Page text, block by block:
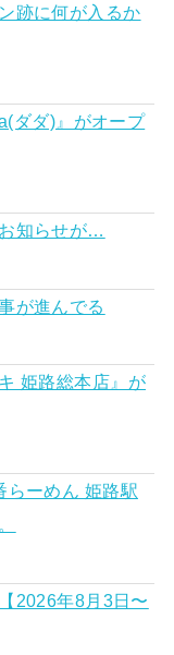
跡に何が入るか
ダダ)』がオープ
知らせが…
が進んでる
姫路総本店』が
らーめん 姫路駅
2026年8月3日〜